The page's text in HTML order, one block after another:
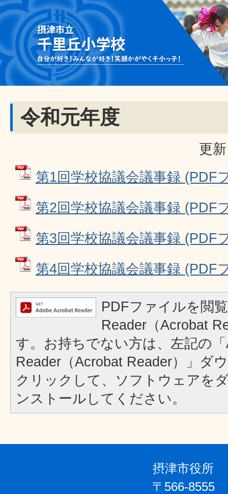
令和元年度
更
第1回学校協議会議事録 (PDF
第2回学校協議会議事録 (PDF
第3回学校協議会議事録 (PDF
第4回学校協議会議事録 (PDF
PDFファイルを閲
Reader（Acrobat
す。お持ちでない方は、左記の
Reader（Acrobat Reader）」ダ
クリックして、ソフトウェアを
ンストールしてください。
摂津市役所
〒566-8555